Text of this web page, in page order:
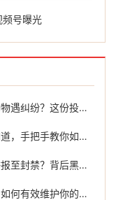
频号曝光
请收好，关键时刻还能找帮手
如何有效投诉违规主播
后黑产链条深度揭秘
维护你的品牌价值